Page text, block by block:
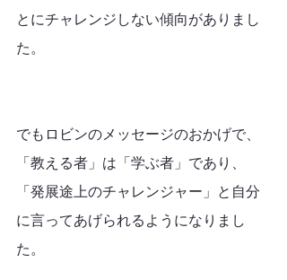
とにチャレンジしない傾向がありまし
た。
でもロビンのメッセージのおかげで、
「教える者」は「学ぶ者」であり、
「発展途上のチャレンジャー」と自分
に言ってあげられるようになりまし
た。